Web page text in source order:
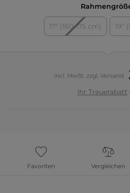
17" (160-175 cm) 19"
incl. MwSt. zzgl. Versand
Ihr Treuerabatt
Favoriten Vergleichen